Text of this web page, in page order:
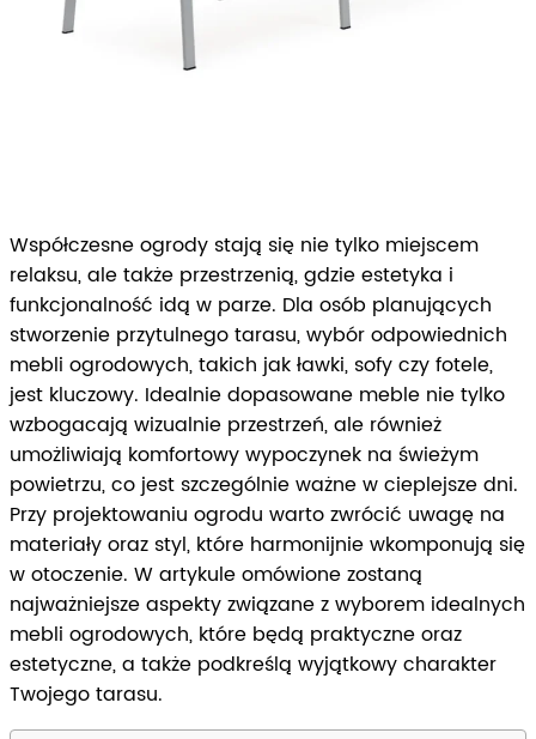
Współczesne ogrody stają się nie tylko miejscem
relaksu, ale także przestrzenią, gdzie estetyka i
funkcjonalność idą w parze. Dla osób planujących
stworzenie przytulnego tarasu, wybór odpowiednich
mebli ogrodowych, takich jak ławki, sofy czy fotele,
jest kluczowy. Idealnie dopasowane meble nie tylko
wzbogacają wizualnie przestrzeń, ale również
umożliwiają komfortowy wypoczynek na świeżym
powietrzu, co jest szczególnie ważne w cieplejsze dni.
Przy projektowaniu ogrodu warto zwrócić uwagę na
materiały oraz styl, które harmonijnie wkomponują się
w otoczenie. W artykule omówione zostaną
najważniejsze aspekty związane z wyborem idealnych
mebli ogrodowych, które będą praktyczne oraz
estetyczne, a także podkreślą wyjątkowy charakter
Twojego tarasu.